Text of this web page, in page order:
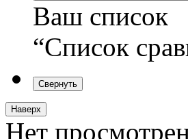
Ваш список
“Список
Свернуть
Наверх
Нет